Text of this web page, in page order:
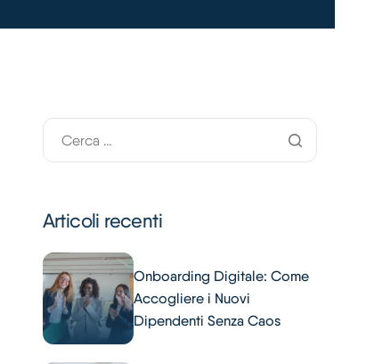
Articoli recenti
Onboarding Digitale: Come
Accogliere i Nuovi
Dipendenti Senza Caos